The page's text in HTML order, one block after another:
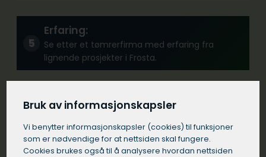
Erfaring:
Se etter et tømrerfirma med erfaring fra
lignende prosjekter i Frosta.
Kommunikasjon:
Velg et tømrerfirma i Frosta som kommuniserer
tydelig og responderer raskt på dine
henvendelser.
Bruk av informasjonskapsler
Vi benytter informasjons­kapsler (cookies) til funksjoner
som er nødvendige for at nettsiden skal fungere.
Cookies brukes også til å analysere hvordan nettsiden